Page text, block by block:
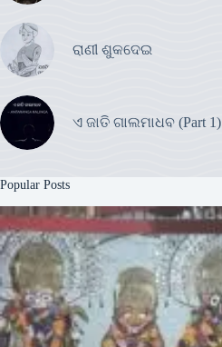
ରାଣୀ ଶୁକଦେଇ
ଏ ଜାତି ଗାଲମାଧବ (Part 1)
Popular Posts